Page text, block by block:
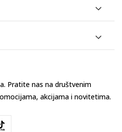
Pratite nas na društvenim
akcijama i novitetima.